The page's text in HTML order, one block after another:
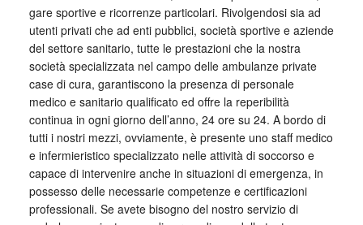
gare sportive e ricorrenze particolari. Rivolgendosi sia ad
utenti privati che ad enti pubblici, società sportive e aziende
del settore sanitario, tutte le prestazioni che la nostra
società specializzata nel campo delle ambulanze private
case di cura, garantiscono la presenza di personale
medico e sanitario qualificato ed offre la reperibilità
continua in ogni giorno dell’anno, 24 ore su 24. A bordo di
tutti i nostri mezzi, ovviamente, è presente uno staff medico
e infermieristico specializzato nelle attività di soccorso e
capace di intervenire anche in situazioni di emergenza, in
possesso delle necessarie competenze e certificazioni
professionali. Se avete bisogno del nostro servizio di